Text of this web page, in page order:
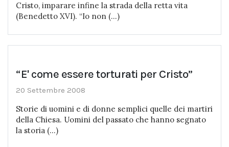
Cristo, imparare infine la strada della retta vita
(Benedetto XVI). “Io non (...)
“E' come essere torturati per Cristo”
20 Settembre 2008
Storie di uomini e di donne semplici quelle dei martiri
della Chiesa. Uomini del passato che hanno segnato
la storia (...)